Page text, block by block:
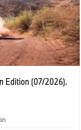
Edition (07/2026).